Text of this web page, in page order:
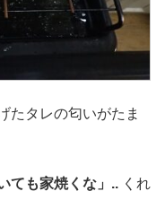
たタレの匂いがたま
ても家焼くな」.. くれ